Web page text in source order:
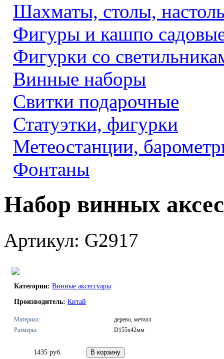
Шахматы, столы,
Фигуры и кашпо
Фигурки со
Винные наборы
Свитки подарочные
Статуэтки, фигурки
Метеостанции,
Фонтаны
Набор винных
Артикул: G2917
Категории: Винные аксессуары
Производитель: Китай
Материал:
дерево, металл
Размеры:
D155х42мм
1435 руб.